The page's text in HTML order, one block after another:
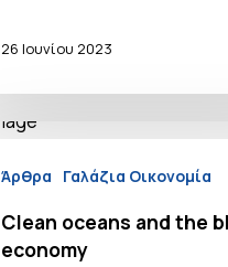
26 Ιουνίου 2023
Άρθρα Γαλάζια Οικονομία
Clean oceans and the
economy